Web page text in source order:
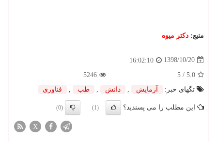
منبع: دكتر میوه
1398/10/20
16:02:10
5.0
/ 5
5246
تگهای خبر:
آزمایش , دانش , طب , فناوری
این مطلب را می پسندید؟ (1)
(0)
X